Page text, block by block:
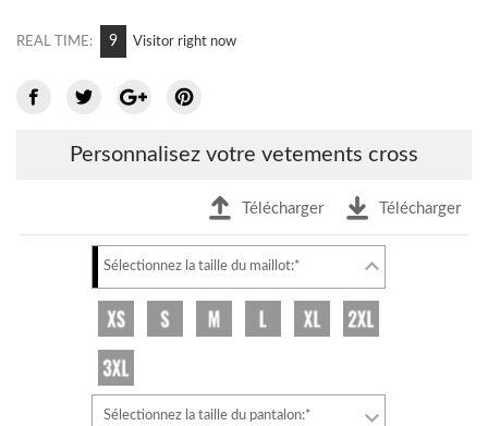
REAL TIME: 10 Visitor right now
Personnalisez votre vetements cross
Télécharger Télécharger
Sélectionnez la taille du maillot:*
Sélectionnez la taille du pantalon:*